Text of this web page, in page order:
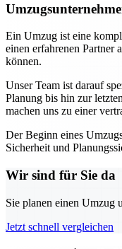
Ein Umzug ist eine
einen erfahrenen Partner
können.
Unser Team ist darauf
Planung bis hin zur
machen uns zu einer
Der Beginn eines
Sicherheit und
Wir sind für Sie da
Sie planen einen Umzug
Jetzt schnell vergleichen